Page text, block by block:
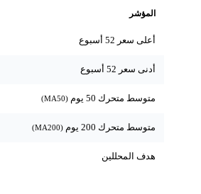
المؤشر
أعلى سعر 52 أسبوع
أدنى سعر 52 أسبوع
متوسط متحرك 50 يوم
متوسط متحرك 200 يوم
هدف المحللين